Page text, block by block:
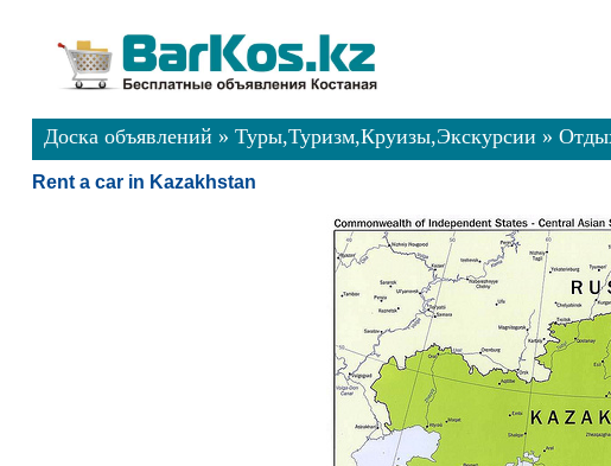
Доска объявлений » Туры,Туризм,Круизы,Экскурсии »
Rent a car in Kazakhstan